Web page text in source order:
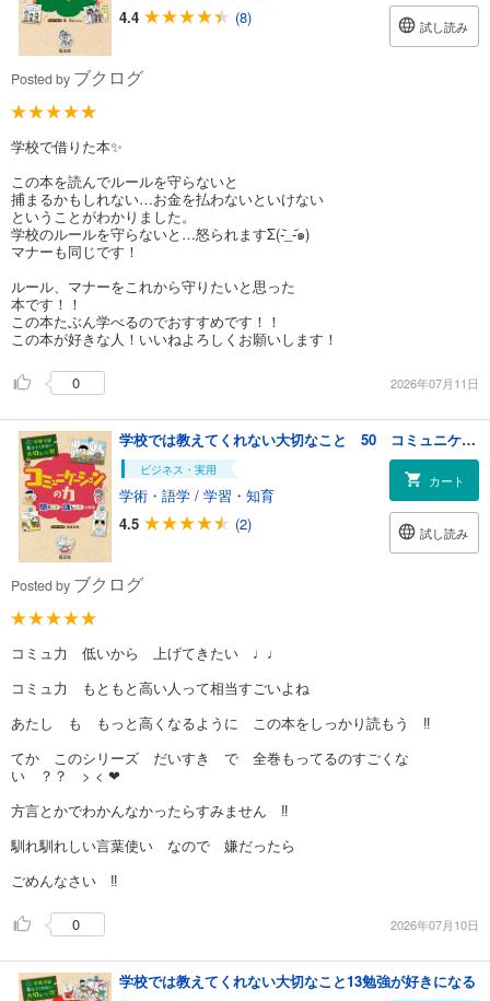
4.4
(8) 試し読み
Posted by ブクログ
学校で借りた本✨
この本を読んでルールを守らないと
捕まるかもしれない…お金を払わないといけない
ということがわかりました。
学校のルールを守らないと…怒られますΣ(-᷅_-᷄๑)
マナーも同じです！
ルール、マナーをこれから守りたいと思った
本です！！
この本たぶん学べるのでおすすめです！！
この本が好きな人！いいねよろしくお願いします！
0 2026年07月11日
学校では教えてくれない大切なこと 50 コミュニケーションの力―聞き上手・話し上手になる―
ビジネス・実用
学術・語学 / 学習・知育
4.5
(2)
カート
試し読み
Posted by ブクログ
コミュ力 低いから 上げてきたい ♩♩
コミュ力 もともと高い人って相当すごいよね
あたし も もっと高くなるように この本をしっかり読もう ‼️
てか このシリーズ だいすき で 全巻もってるのすごくな
い ？？ > < ❤︎
方言とかでわかんなかったらすみません ‼️
馴れ馴れしい言葉使い なので 嫌だったら
ごめんなさい ‼️
0 2026年07月10日
学校では教えてくれない大切なこと13勉強が好きになる